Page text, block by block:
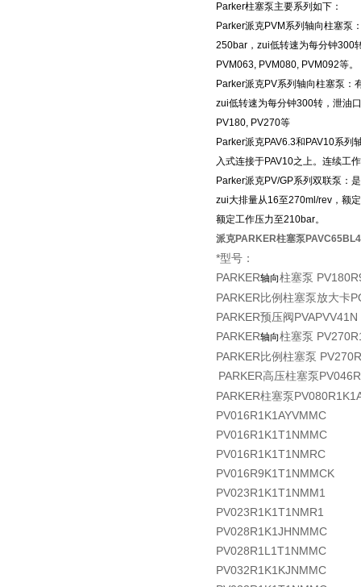
Parker柱塞泵主要系列如下：
Parker派克PVM 系列轴向柱塞泵
250bar ，zui低转速为每分钟300
PVM063, PVM080, PVM092等。
Parker派克PV系列轴向柱塞泵：
zui低转速为每分钟300转，泄油
PV180, PV270等
Parker派克PAV6.3和 PAV10系列
入式连接于PAV10之上。连续工
Parker派克PV/GP系列双联泵：
zui大排量从16至270ml/rev ，额
额定工作压力至210bar。
派克PARKER柱塞泵
*型号：
PARKER轴向柱塞泵
PARKER比例柱塞泵放大卡
PARKER预压阀
PARKER轴向柱塞泵
PARKER比例柱塞泵
PARKER高压柱塞泵
PARKER柱塞泵
PV016R1K1AYVMMC
PV016R1K1T1NMMC
PV016R1K1T1NMRC
PV016R9K1T1NMMCK
PV023R1K1T1NMM1
PV023R1K1T1NMR1
PV028R1K1JHNMMC
PV028R1L1T1NMMC
PV032R1K1KJNMMC